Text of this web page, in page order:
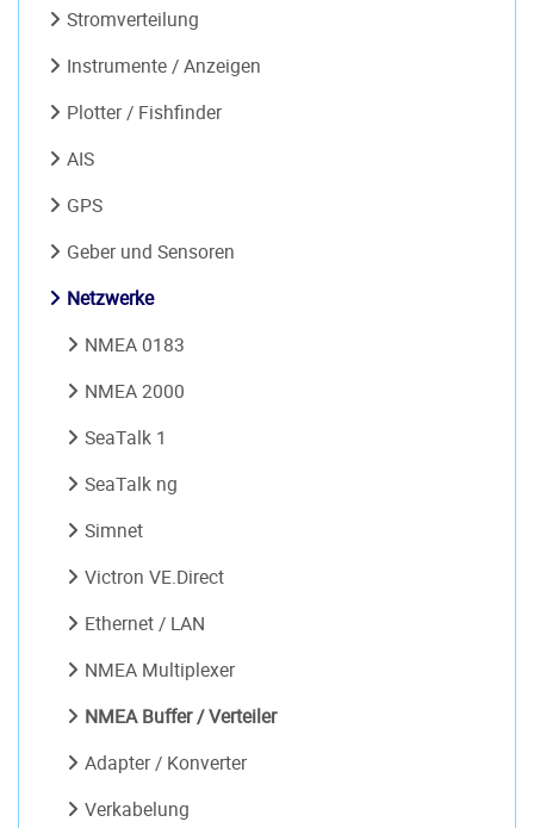
Stromverteilung
Instrumente / Anzeigen
Plotter / Fishfinder
AIS
GPS
Geber und Sensoren
Netzwerke
NMEA 0183
NMEA 2000
SeaTalk 1
SeaTalk ng
Simnet
Victron VE.Direct
Ethernet / LAN
NMEA Multiplexer
NMEA Buffer / Verteiler
Adapter / Konverter
Verkabelung